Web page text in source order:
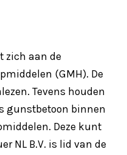
zich aan de
(GMH). De
Tevens houden
gunstbetoon binnen
Deze kunt
NL B.V. is lid van de